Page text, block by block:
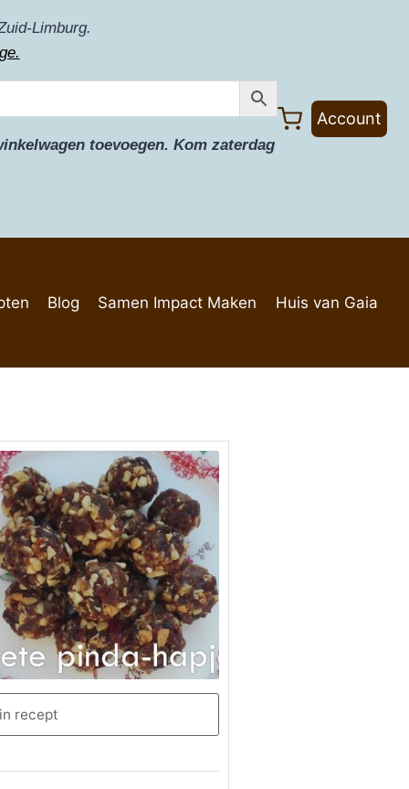
Limburg.
toevoegen. Kom zaterdag
Account
Blog Samen Impact Maken Huis van Gaia
recept